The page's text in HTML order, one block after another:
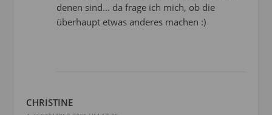
denen sind… da frage ich mich, ob die
überhaupt etwas anderes machen :)
CHRISTINE